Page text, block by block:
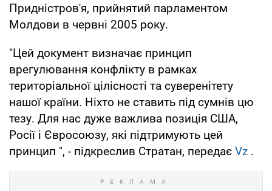
Придністров'я, прийнятий парламентом
Молдови в червні 2005 року.
"Цей документ визначає принцип
врегулювання конфлікту в рамках
територіальної цілісності та суверенітету
нашої країни. Ніхто не ставить під сумнів цю
тезу. Для нас дуже важлива позиція США,
Росії і Євросоюзу, які підтримують цей
принцип ", - підкреслив Стратан, передає Vz .